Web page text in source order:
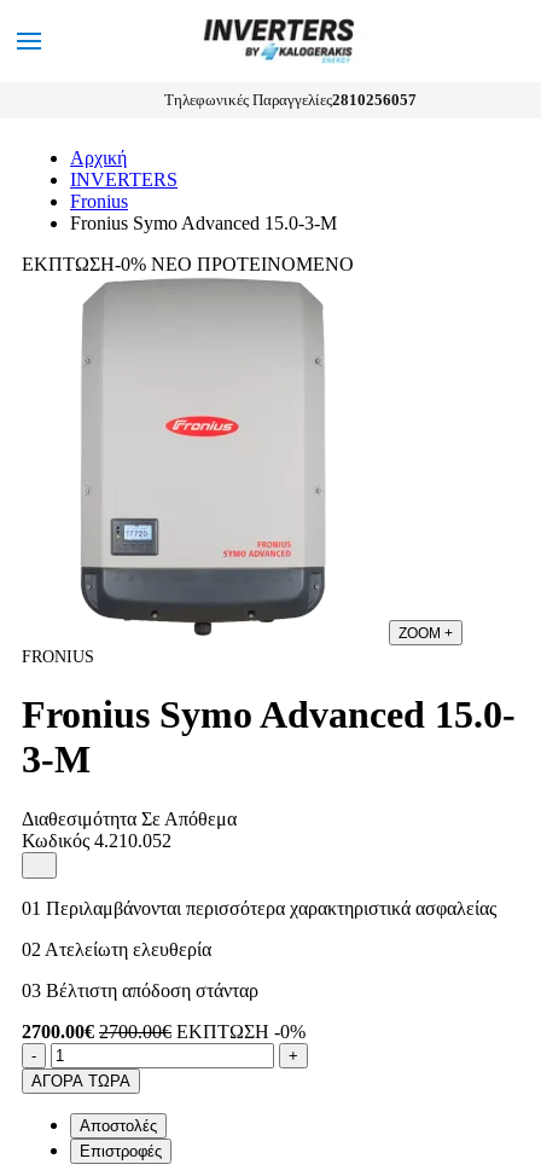
Τηλεφωνικές Παραγγελίες2810256057
MENU
Αρχική
INVERTERS
Fronius
Fronius Symo Advanced 15.0-3-M
ΕΚΠΤΩΣΗ-0% ΝΕΟ ΠΡΟΤΕΙΝΟΜΕΝΟ
ZOOM +
FRONIUS
Fronius Symo Advanced 15.0-
3-M
Διαθεσιμότητα Σε Απόθεμα
Κωδικός 4.210.052
01 Περιλαμβάνονται περισσότερα χαρακτηριστικά ασφαλείας
02 Ατελείωτη ελευθερία
03 Βέλτιστη απόδοση στάνταρ
2700.00€ 2700.00€ ΕΚΠΤΩΣΗ -0%
Ποσότητα
-product.increase.quantity +
ΑΓΟΡΑ ΤΩΡΑ
Αποστολές
Επιστροφές